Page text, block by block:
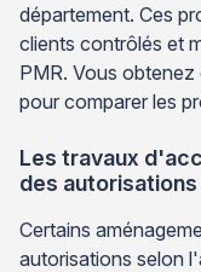
département. Ces
clients contrôlés et
PMR. Vous
pour comparer les
Les travaux
des
Certains
autorisations selon